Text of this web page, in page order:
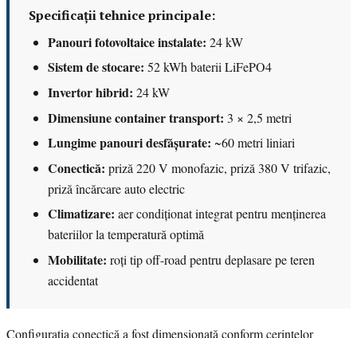
Specificații tehnice principale:
Panouri fotovoltaice instalate: 24 kW
Sistem de stocare: 52 kWh baterii LiFePO4
Invertor hibrid: 24 kW
Dimensiune container transport: 3 × 2,5 metri
Lungime panouri desfășurate: ~60 metri liniari
Conectică: priză 220 V monofazic, priză 380 V trifazic,
priză încărcare auto electric
Climatizare: aer condiționat integrat pentru menținerea
bateriilor la temperatură optimă
Mobilitate: roți tip off-road pentru deplasare pe teren
accidentat
Configurația conectică a fost dimensionată conform cerințelor